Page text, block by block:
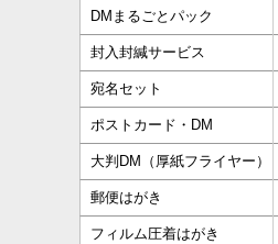
DMまるごとパック
封入封緘サービス
宛名セット
ポストカード・DM
大判DM（厚紙フライヤー）
郵便はがき
フィルム圧着はがき